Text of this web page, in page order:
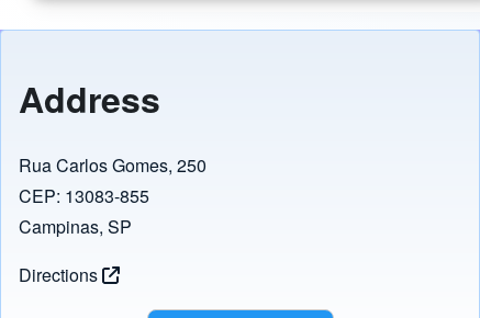
Address
Rua Carlos Gomes, 250
CEP: 13083-855
Campinas, SP
Directions